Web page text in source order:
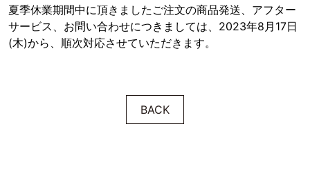
夏季休業期間中に頂きましたご注文の商品発送、アフター
サービス、お問い合わせにつきましては、2023年8月17日
(木)から、順次対応させていただきます。
BACK